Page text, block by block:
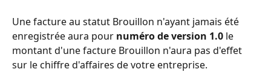
Une facture au statut Brouillon n'ayant jamais été
enregistrée aura pour numéro de version 1.0 le
montant d'une facture Brouillon n'aura pas d'effet
sur le chiffre d'affaires de votre entreprise.